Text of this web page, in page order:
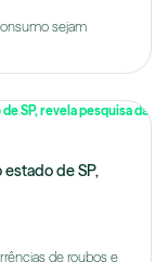
sejam
estado de SP,
de roubos e